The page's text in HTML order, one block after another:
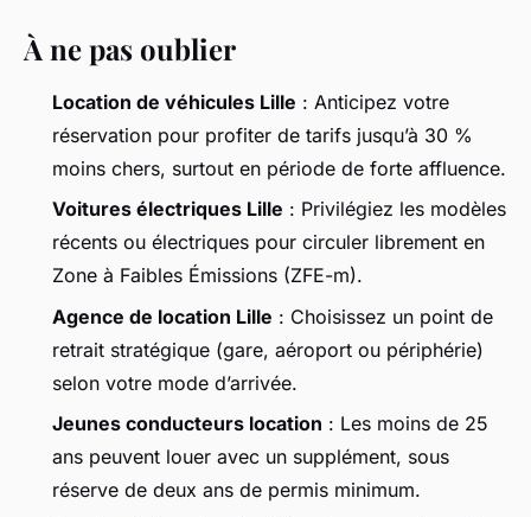
Accéder facilement à la
location de voiture à Lille
Callista•29/06/2026 07:36•9 min de lecture
À ne pas oublier
Location de véhicules Lille : Anticipez votre
réservation pour profiter de tarifs jusqu’à 30 %
moins chers, surtout en période de forte affluence.
Voitures électriques Lille : Privilégiez les modèles
récents ou électriques pour circuler librement en
Zone à Faibles Émissions (ZFE-m).
Agence de location Lille : Choisissez un point de
retrait stratégique (gare, aéroport ou périphérie)
selon votre mode d’arrivée.
Jeunes conducteurs location : Les moins de 25
ans peuvent louer avec un supplément, sous
réserve de deux ans de permis minimum.